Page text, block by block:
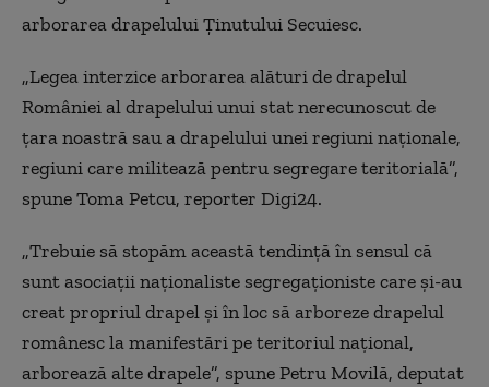
arborarea drapelului Ţinutului Secuiesc.
„Legea interzice arborarea alături de drapelul
României al drapelului unui stat nerecunoscut de
ţara noastră sau a drapelului unei regiuni naţionale,
regiuni care militează pentru segregare teritorială”,
spuneToma Petcu, reporter Digi24.
„Trebuie să stopăm această tendinţă în sensul că
sunt asociaţii naţionaliste segregaţioniste care şi-au
creat propriul drapel şi în loc să arboreze drapelul
românesc la manifestări pe teritoriul naţional,
arborează alte drapele”, spunePetru Movilă, deputat